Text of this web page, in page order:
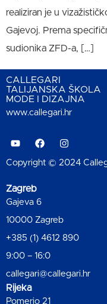
realiziran je u
Gajevoj. Prema
sudionika ZFD-a, […]
CALLEGARI
TALIJANSKA ŠKOLA
MODE I DIZAJNA
www.callegari.hr
Copyright © 2024
Zagreb
Gajeva 6
10000 Zagreb
+385 (1) 4612 890
9:00 – 16:0
callegari@callegari.hr
Rijeka
Pomerio 21